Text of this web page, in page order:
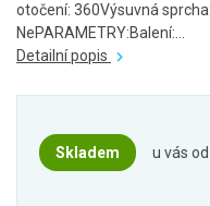
otočení: 360Výsuvná
NePARAMETRY:Balení:...
Detailní popis
Skladem u vás od